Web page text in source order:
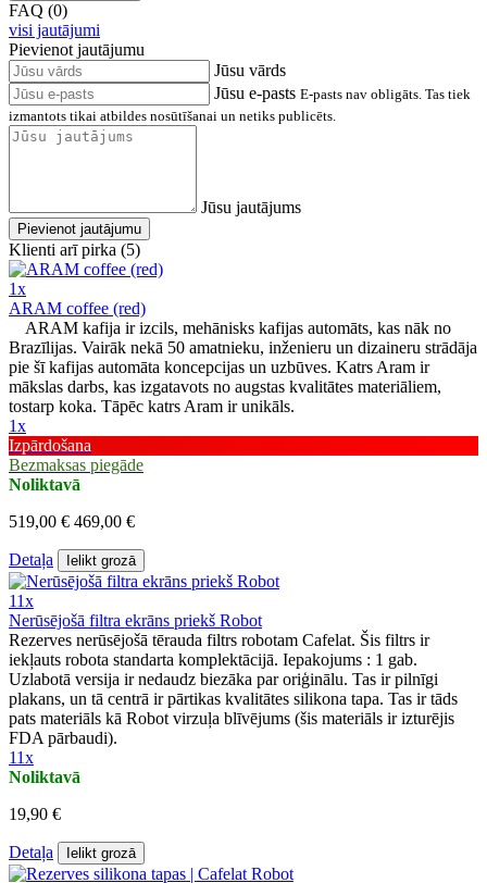
FAQ (0)
visi jautājumi
Pievienot jautājumu
Jūsu vārds
Jūsu e-pasts E-pasts nav obligāts. Tas tiek
izmantots tikai atbildes nosūtīšanai un netiks publicēts.
Jūsu jautājums
Pievienot jautājumu
Klienti arī pirka (5)
1x
ARAM coffee (red)
ARAM kafija ir izcils, mehānisks kafijas automāts, kas nāk no
Brazīlijas. Vairāk nekā 50 amatnieku, inženieru un dizaineru strādāja
pie šī kafijas automāta koncepcijas un uzbūves. Katrs Aram ir
mākslas darbs, kas izgatavots no augstas kvalitātes materiāliem,
tostarp koka. Tāpēc katrs Aram ir unikāls.
1x
Izpārdošana
Bezmaksas piegāde
Noliktavā
519,00 € 469,00 €
Detaļa Ielikt grozā
11x
Nerūsējošā filtra ekrāns priekš Robot
Rezerves nerūsējošā tērauda filtrs robotam Cafelat. Šis filtrs ir
iekļauts robota standarta komplektācijā. Iepakojums : 1 gab.
Uzlabotā versija ir nedaudz biezāka par oriģinālu. Tas ir pilnīgi
plakans, un tā centrā ir pārtikas kvalitātes silikona tapa. Tas ir tāds
pats materiāls kā Robot virzuļa blīvējums (šis materiāls ir izturējis
FDA pārbaudi).
11x
Noliktavā
19,90 €
Detaļa Ielikt grozā